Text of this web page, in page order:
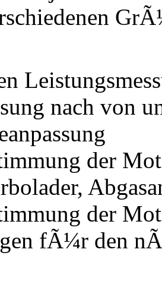
nach von
der
der
fÃ¼r den